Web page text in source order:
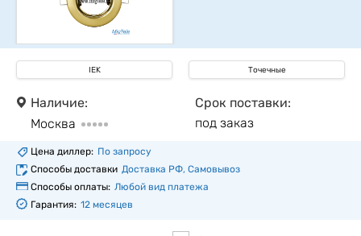
IEK Точечные
Наличие:
Москва
Срок поставки:
под заказ
Цена диллер: По запросу
Способы доставки Доставка РФ, Самовывоз
Способы оплаты: Любой вид платежа
Гарантия: 12 месяцев